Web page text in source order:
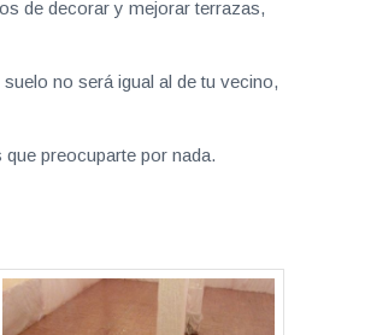
de decorar y mejorar terrazas,
no será igual al de tu vecino,
preocuparte por nada.